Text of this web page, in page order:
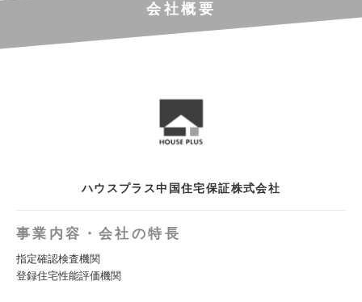
会社概要
ハウスプラス中国住宅保証株式会社
事業内容・会社の特長
指定確認検査機関
登録住宅性能評価機関